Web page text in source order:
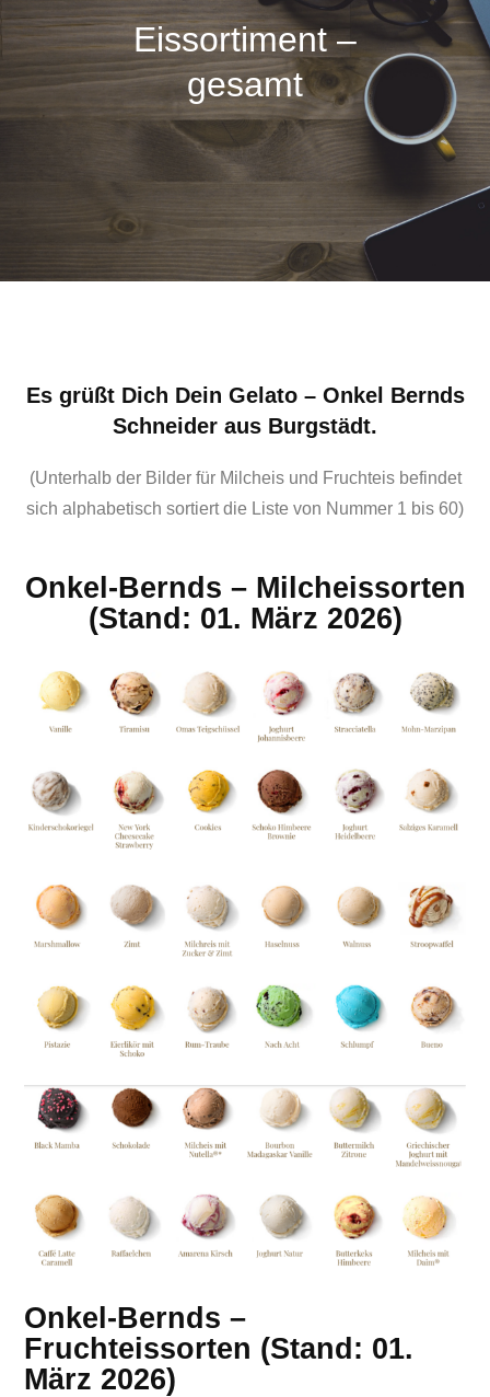
Eissortiment –
gesamt
Es grüßt Dich Dein Gelato – Onkel Bernds
Schneider aus Burgstädt.
(Unterhalb der Bilder für Milcheis und Fruchteis befindet
sich alphabetisch sortiert die Liste von Nummer 1 bis 60)
Onkel-Bernds – Milcheissorten
(Stand: 01. März 2026)
Onkel-Bernds –
Fruchteissorten (Stand: 01.
März 2026)